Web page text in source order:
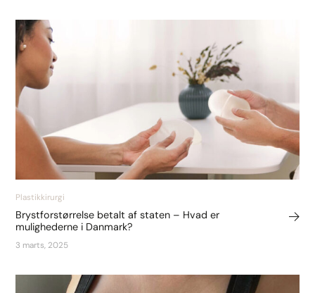
Plastikkirurgi
Brystforstørrelse betalt af staten – Hvad er
mulighederne i Danmark?
3 marts, 2025